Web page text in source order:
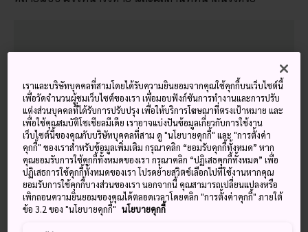
สวยงามน่าสัมผัสตลอดทุกฤดูกาล
กำแพงหิมะภูเขาทาเตยามะอันเลื่องชื่อในฤดูใบไม้ผลิ
น้ำตกโชเมียว น้ำตกที่สูงที่สุดในญี่ปุ่น
วิธีการเดินทาง
เราและบริษัทบุคคลที่สามโดยได้รับความยินยอมจากคุณใช้คุกกี้บนเว็บไซต์นี้
เพื่อวัดจำนวนผู้ชมเว็บไซต์ของเรา เพื่อมอบฟังก์ชันการทำงานและการปรับ
แต่งส่วนบุคคลที่ได้รับการปรับปรุง เพื่อให้บริการโฆษณาที่ตรงเป้าหมาย และ
เพื่อใช้คุณสมบัติโซเชียลมีเดีย เราอาจแบ่งปันข้อมูลเกี่ยวกับการใช้งาน
เว็บไซต์นี้ของคุณกับบริษัทบุคคลที่สาม ดู "นโยบายคุกกี้" และ "การตั้งค่า
คุกกี้" ของเราสำหรับข้อมูลเพิ่มเติม กรุณาคลิก “ยอมรับคุกกี้ทั้งหมด” หาก
คุณยอมรับการใช้คุกกี้ทั้งหมดของเรา กรุณาคลิก “ปฏิเสธคุกกี้ทั้งหมด” เพื่อ
ปฏิเสธการใช้คุกกี้ทั้งหมดของเรา โปรดย้ายสวิตช์เลือกไปที่ใช้งานหากคุณ
ยอมรับการใช้คุกกี้บางส่วนของเรา นอกจากนี้ คุณสามารถเปลี่ยนแปลงหรือ
เพิกถอนความยินยอมของคุณได้ตลอดเวลาโดยคลิก "การตั้งค่าคุกกี้" ภายใต้
ข้อ 3.2 ของ "นโยบายคุกกี้" นโยบายคุกกี้